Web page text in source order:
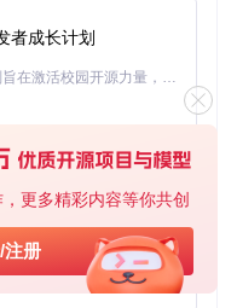
更多精彩内容等你共创
注册
者成长计划
「源启盛夏」暑期校园开发者成长计划旨在激活校园开源力量，通过积分激励、认证扶持、资源倾斜等形式，引导高校组织和开发者完成「入驻 — 建项目 — 做贡献 — 获认证 — 得资源」的完整闭环。无论你是想带领社团入驻平台的组织者，还是希望用代码贡献证明自己的开发者，都能在这里找到属于你的成长路径。
基于Python的Xiaozhi AI，适用于想要完整Xiaozhi体验而无需拥有专用硬件的用户。